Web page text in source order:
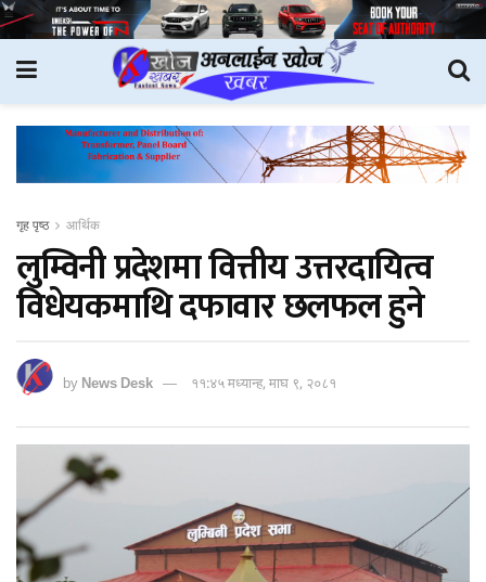
गृह पृष्ठ आर्थिक
लुम्विनी प्रदेशमा वित्तीय उत्तरदायित्व
विधेयकमाथि दफावार छलफल हुने
byNews Desk ११:४५ मध्यान्ह, माघ ९, २०८१